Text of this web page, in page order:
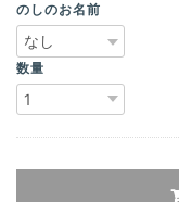
のしのお名前
数量